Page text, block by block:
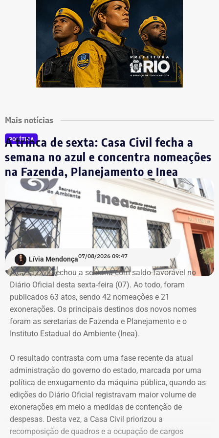
Mais notícias
POLÍTICA
A trinca de sexta: Casa Civil fecha a
semana no azul e concentra nomeações
na Fazenda, Planejamento e Inea
Lívia Mendonça07/08/2026 09:47
A Casa Civil fechou a semana com saldo favorável no
Diário Oficial desta sexta-feira (07). Ao todo, foram
publicados 63 atos, sendo 42 nomeações e 21
exonerações. Os principais destinos dos novos nomes
foram as seretarias de Fazenda e Planejamento e o
Instituto Estadual do Ambiente (Inea).
O resultado contrasta com uma fase recente da atual
administração do governo do estado, marcada por uma
política de enxugamento da máquina pública, quando as
edições do Diário Oficial registravam maior volume de
exonerações em meio a medidas de contenção de
despesas. Desta vez, a Casa Civil priorizou a
recomposição de quadros e a ocupação de cargos